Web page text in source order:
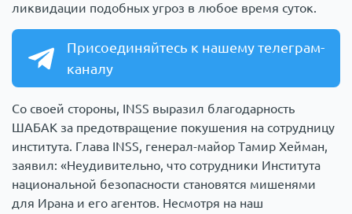
ликвидации подобных угроз в любое время суток.
Присоединяйтесь к нашему телеграм-
каналу
Со своей стороны, INSS выразил благодарность
ШАБАК за предотвращение покушения на сотрудницу
института. Глава INSS, генерал-майор Тамир Хейман,
заявил: «Неудивительно, что сотрудники Института
национальной безопасности становятся мишенями
для Ирана и его агентов. Несмотря на наш